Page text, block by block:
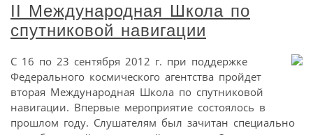
II Международная Школа по
спутниковой навигации
С 16 по 23 сентября 2012 г. при поддержке
Федерального космического агентства пройдет
вторая Международная Школа по спутниковой
навигации. Впервые мероприятие состоялось в
прошлом году. Слушателям был зачитан специально